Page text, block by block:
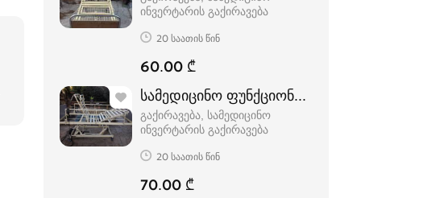
ინვერტარის გაქირავება
20 საათის წინ
60.00 ₾
სამედიცინო ფუნქციონალური საწოლი
გაქირავება, სამედიცინო
ინვერტარის გაქირავება
20 საათის წინ
70.00 ₾